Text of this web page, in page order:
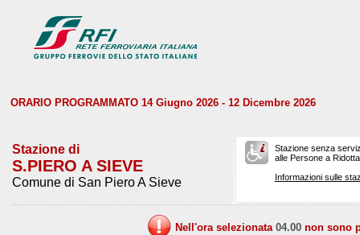
ORARIO PROGRAMMATO 14 Giugno 2026 - 12 Dicembre 2026
Stazione di
S.PIERO A SIEVE
Comune di San Piero A Sieve
Stazione senza
alle Persone a
Informazioni sulle
Nell'ora selezionata 04.00 non sono